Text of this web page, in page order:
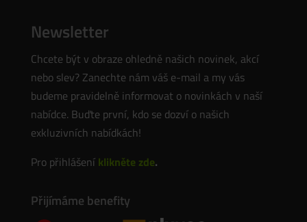
Newsletter
Chcete být v obraze ohledně našich novinek, akcí
nebo slev? Zanechte nám váš e-mail a my vás
budeme pravidelně informovat o novinkách v naší
nabídce. Buďte první, kdo se dozví o našich
exkluzivních nabídkách!
Pro přihlášení klikněte zde.
Přijímáme benefity